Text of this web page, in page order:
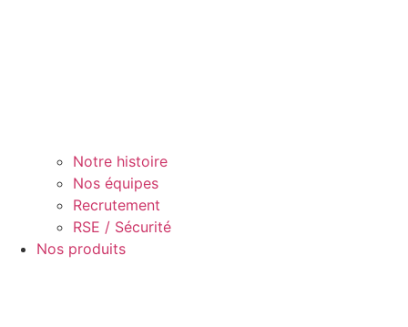
Notre histoire
Nos équipes
Recrutement
RSE / Sécurité
Nos produits